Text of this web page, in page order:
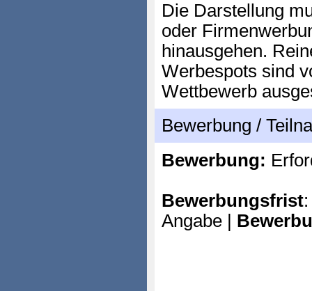
Die Darstellung
oder
hinausgehen.
Werbespots sind
Wettbewerb
Bewerbung /
Bewerbung:
Bewerbungsfrist
Angabe |